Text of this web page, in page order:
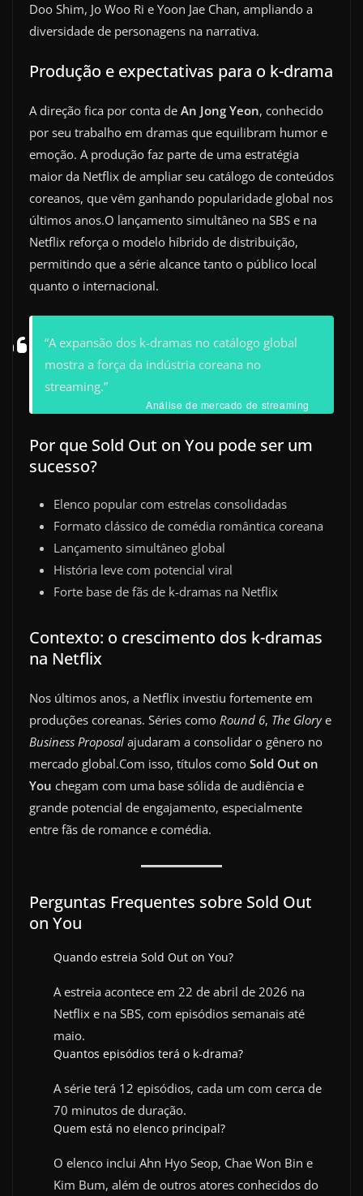
Doo Shim, Jo Woo Ri e Yoon Jae Chan, ampliando a
diversidade de personagens na narrativa.
Produção e expectativas para o k-drama
A direção fica por conta de An Jong Yeon, conhecido
por seu trabalho em dramas que equilibram humor e
emoção. A produção faz parte de uma estratégia
maior da Netflix de ampliar seu catálogo de conteúdos
coreanos, que vêm ganhando popularidade global nos
últimos anos.O lançamento simultâneo na SBS e na
Netflix reforça o modelo híbrido de distribuição,
permitindo que a série alcance tanto o público local
quanto o internacional.
“A expansão dos k-dramas no catálogo global
mostra a força da indústria coreana no
streaming.”
Análise de mercado de streaming
Por que Sold Out on You pode ser um
sucesso?
Elenco popular com estrelas consolidadas
Formato clássico de comédia romântica coreana
Lançamento simultâneo global
História leve com potencial viral
Forte base de fãs de k-dramas na Netflix
Contexto: o crescimento dos k-dramas
na Netflix
Nos últimos anos, a Netflix investiu fortemente em
produções coreanas. Séries como Round 6, The Glorye
Business Proposal ajudaram a consolidar o gênero no
mercado global.Com isso, títulos como Sold Out on
You chegam com uma base sólida de audiência e
grande potencial de engajamento, especialmente
entre fãs de romance e comédia.
Perguntas Frequentes sobre Sold Out
on You
Quando estreia Sold Out on You?
A estreia acontece em 22 de abril de 2026 na
Netflix e na SBS, com episódios semanais até
maio.
Quantos episódios terá o k-drama?
A série terá 12 episódios, cada um com cerca de
70 minutos de duração.
Quem está no elenco principal?
O elenco inclui Ahn Hyo Seop, Chae Won Bin e
Kim Bum, além de outros atores conhecidos do